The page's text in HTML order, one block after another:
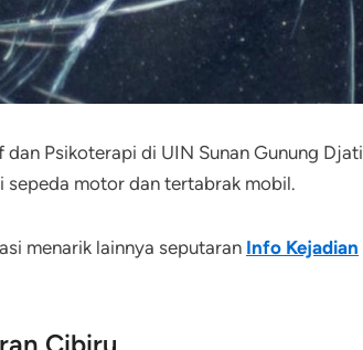
Psikoterapi di UIN Sunan Gunung Djati
sepeda motor dan tertabrak mobil.
menarik lainnya seputaran Info Kejadian
Cibiru